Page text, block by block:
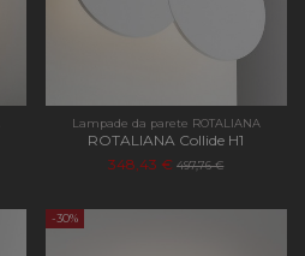
Lampade da parete ROTALIANA
ROTALIANA Collide H1
348,43 € 497,76 €
-30%